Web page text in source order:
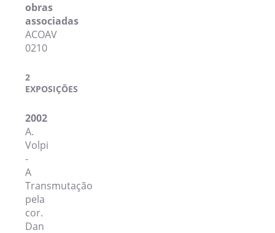
obras
associadas
ACOAV
0210
2
EXPOSIÇÕES
2002
A.
Volpi
-
A
Transmutação
pela
cor.
Dan